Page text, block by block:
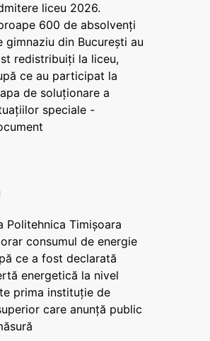
liceu 2026.
600 de absolvenți
gimnaziu din București au
redistribuiți la liceu,
ce au participat la
de soluționare a
speciale -
Politehnica Timișoara
consumul de energie
ce a fost declarată
energetică la nivel
prima instituție de
care anunță public